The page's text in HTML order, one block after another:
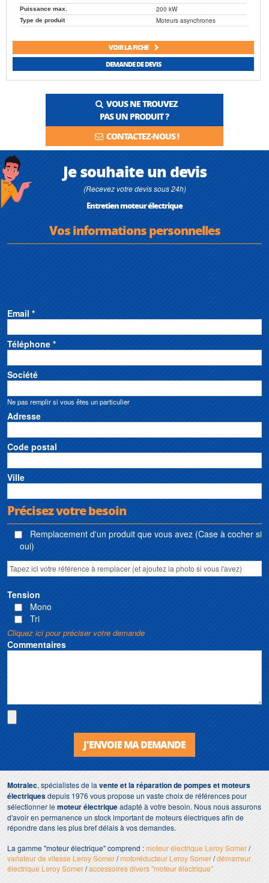
Puissance max. 200 kW
Type de produit Moteurs asynchrones
VOIR LA FICHE
DEMANDE DE DEVIS
VOUS NE TROUVEZ
PAS UN PRODUIT ?
CONTACTEZ-NOUS !
Je souhaite un devis
(Recevez votre devis sous 24h)
Entretien moteur électrique
Vos informations personnelles
Email *
Téléphone *
Société
Ne pas remplir si vous êtes un particulier
Adresse
Code postal
Ville
Précisez votre besoin
Remplacement d'un produit que vous avez (Case à cocher si
oui)
Tension
Mono
Tri
Cliquez ici pour préciser votre demande
Commentaires
J'ENVOIE MA DEMANDE
Motralec, spécialistes de la vente et la réparation de pompes et moteurs
électriquesdepuis 1976 vous propose un vaste choix de références pour
sélectionner lemoteur électriqueadapté à votre besoin. Nous nous assurons
d'avoir en permanence un stock important de moteurs électriques afin de
répondre dans les plus bref délais à vos demandes.
La gamme "moteur électrique" comprend :moteur électrique Leroy Somer/
variateur de vitesse Leroy Somer/motoréducteur Leroy Somer/démarreur
électrique Leroy Somer/accessoires divers "moteur électrique"